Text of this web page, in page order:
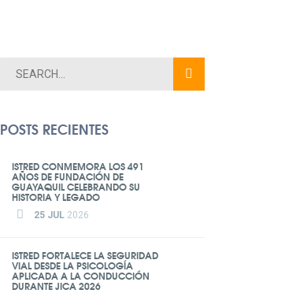
POSTS RECIENTES
ISTRED CONMEMORA LOS 491
AÑOS DE FUNDACIÓN DE
GUAYAQUIL CELEBRANDO SU
HISTORIA Y LEGADO
25 JUL 2026
ISTRED FORTALECE LA SEGURIDAD
VIAL DESDE LA PSICOLOGÍA
APLICADA A LA CONDUCCIÓN
DURANTE JICA 2026